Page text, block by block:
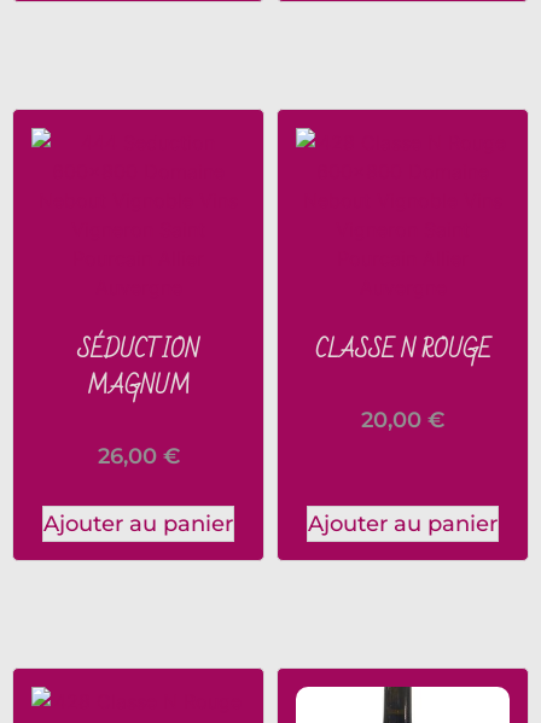
SÉDUCTION
MAGNUM
26,00 €
Ajouter au panier
CLASSE N ROUGE
20,00 €
Ajouter au panier